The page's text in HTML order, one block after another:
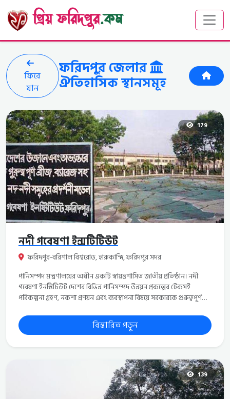
প্রিয় ফরিদপুর.কম
ফিরে
যান
ফরিদপুর জেলার
ঐতিহাসিক স্থানসমূহ
179
নদী গবেষণা ইন্সটিটিউট
ফরিদপুর-বরিশাল বিশ্বরোড, হারুকান্দি, ফরিদপুর সদর
পানিসম্পদ মন্ত্রণালয়ের অধীন একটি স্বায়ত্তশাসিত জাতীয় প্রতিষ্ঠান। নদী
গবেষণা ইনস্টিটিউট দেশের বিভিন্ন পানিসম্পদ উন্নয়ন প্রকল্পের টেকসই
পরিকল্পনা গ্রহণ, নকশা প্রণয়ন এবং ব্যবস্থাপনা বিষয়ে সরকারকে গুরুত্বপূর্ণ
ভৌত নমুনা সমীক্ষাকার্য পরিচালনা (physical model studies), বিভিন্ন
মৃত্তিকা পরামিতি (parameters) নির্দেশনা, বিভিন্ন নির্মাণ উপকরণের গুণাগুণ
এবং ১৯৮৪ সালে এটি বাংলাদেশ পানি উন্নয়ন বোর্ডের (বিডব্লিউডিবি)
বিস্তারিত পড়ুন
139